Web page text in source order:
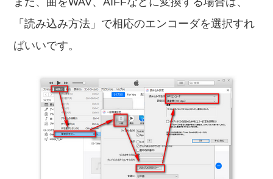
「読み込み方法」で相応のエンコーダを選択すれ
ばいいです。